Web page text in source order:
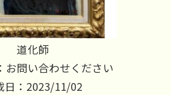
道化師
お問い合わせください
日：2023/11/02